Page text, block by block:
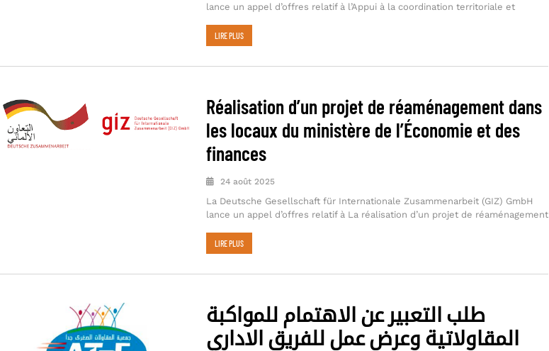
lance un appel d’offres relatif à l’Appui à la coordination territoriale et
LIRE PLUS
Réalisation d’un projet de réaménagement dans
les locaux du ministère de l’Économie et des
finances
24 août 2025
La Deutsche Gesellschaft für Internationale Zusammenarbeit (GIZ) GmbH
lance un appel d’offres relatif à La réalisation d’un projet de réaménagement
LIRE PLUS
طلب التعبير عن الاهتمام للمواكبة
المقاولاتية وعرض عمل للفريق الاداري